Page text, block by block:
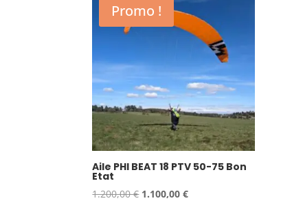
Promo !
Aile PHI BEAT 18 PTV 50-75 Bon
Etat
1.200,00€ Le
1.100,00€Le